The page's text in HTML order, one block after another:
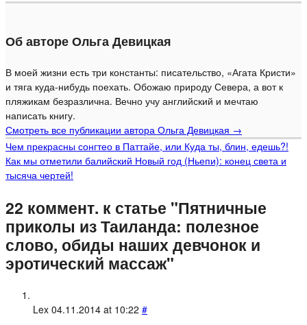
Об авторе Ольга Девицкая
В моей жизни есть три константы: писательство, «Агата Кристи»
и тяга куда-нибудь поехать. Обожаю природу Севера, а вот к
пляжикам безразлична. Вечно учу английский и мечтаю
написать книгу.
Смотреть все публикации автора Ольга Девицкая →
Чем прекрасны сонгтео в Паттайе, или Куда ты, блин, едешь?!
Как мы отметили балийский Новый год (Ньепи): конец света и
тысяча чертей!
22 коммент. к статье "Пятничные
приколы из Таиланда: полезное
слово, обиды наших девчонок и
эротический массаж"
Lex 04.11.2014 at 10:22 #